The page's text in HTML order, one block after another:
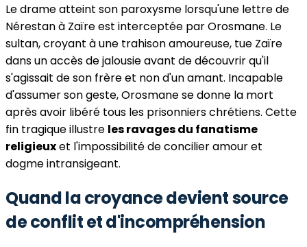
Le drame atteint son paroxysme lorsqu'une lettre de
Nérestan à Zaïre est interceptée par Orosmane. Le
sultan, croyant à une trahison amoureuse, tue Zaïre
dans un accès de jalousie avant de découvrir qu'il
s'agissait de son frère et non d'un amant. Incapable
d'assumer son geste, Orosmane se donne la mort
après avoir libéré tous les prisonniers chrétiens. Cette
fin tragique illustre les ravages du fanatisme
religieuxet l'impossibilité de concilier amour et
dogme intransigeant.
Quand la croyance devient source
de conflit et d'incompréhension